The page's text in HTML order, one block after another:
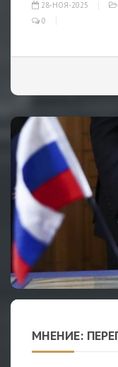
28-НОЯ-2025
0
МНЕНИЕ: